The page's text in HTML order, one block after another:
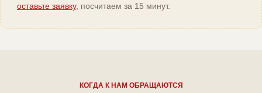
оставьте заявку, посчитаем за 15 минут.
КОГДА К НАМ ОБРАЩАЮТСЯ